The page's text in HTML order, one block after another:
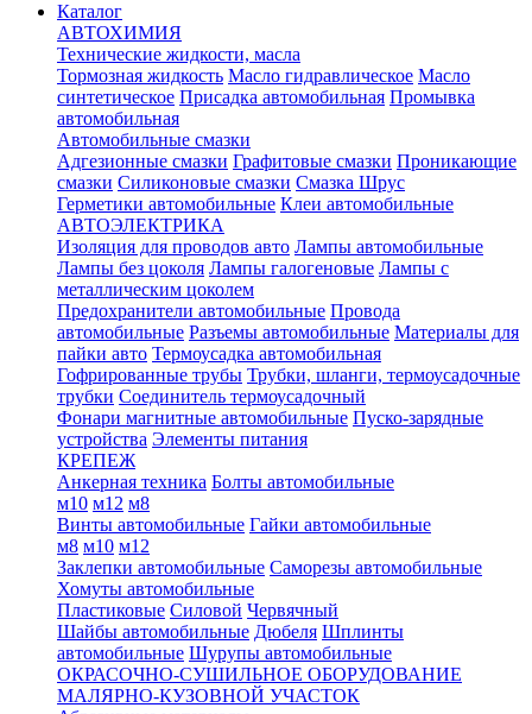
Каталог
АВТОХИМИЯ
Технические жидкости, масла
Тормозная жидкость Масло гидравлическое Масло
синтетическое Присадка автомобильная Промывка
автомобильная
Автомобильные смазки
Адгезионные смазки Графитовые смазки Проникающие
смазки Силиконовые смазки Смазка Шрус
Герметики автомобильные Клеи автомобильные
АВТОЭЛЕКТРИКА
Изоляция для проводов авто Лампы автомобильные
Лампы без цоколя Лампы галогеновые Лампы с
металлическим цоколем
Предохранители автомобильные Провода
автомобильные Разъемы автомобильные Материалы для
пайки авто Термоусадка автомобильная
Гофрированные трубы Трубки, шланги, термоусадочные
трубки Соединитель термоусадочный
Фонари магнитные автомобильные Пуско-зарядные
устройства Элементы питания
КРЕПЕЖ
Анкерная техника Болты автомобильные
м10 м12 м8
Винты автомобильные Гайки автомобильные
м8 м10 м12
Заклепки автомобильные Саморезы автомобильные
Хомуты автомобильные
Пластиковые Силовой Червячный
Шайбы автомобильные Дюбеля Шплинты
автомобильные Шурупы автомобильные
ОКРАСОЧНО-СУШИЛЬНОЕ ОБОРУДОВАНИЕ
МАЛЯРНО-КУЗОВНОЙ УЧАСТОК